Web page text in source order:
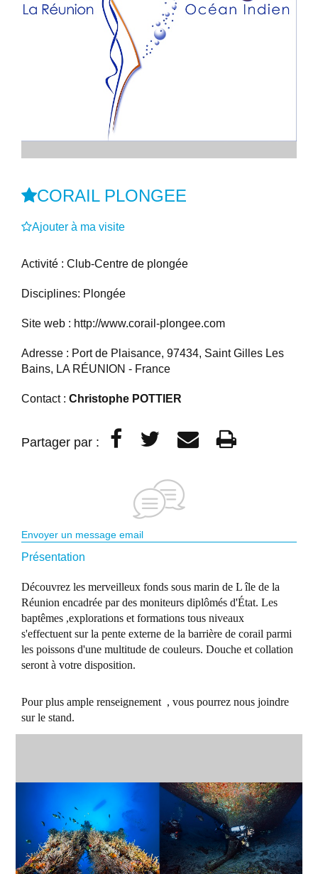
CORAIL PLONGEE
Ajouter à ma visite
Activité : Club-Centre de plongée
Disciplines: Plongée
Site web : http://www.corail-plongee.com
Adresse : Port de Plaisance, 97434, Saint Gilles Les
Bains, LA RÉUNION - France
Contact : Christophe POTTIER
Partager par :
Envoyer un message email
Présentation
Découvrez les merveilleux fonds sous marin de L île de la
Réunion encadrée par des moniteurs diplômés d'État. Les
baptêmes ,explorations et formations tous niveaux
s'effectuent sur la pente externe de la barrière de corail parmi
les poissons d'une multitude de couleurs. Douche et collation
seront à votre disposition.
Pour plus ample renseignement , vous pourrez nous joindre
sur le stand.